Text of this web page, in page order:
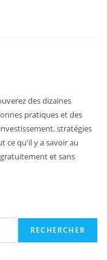
des dizaines
pratiques et des
stratégies
ce qu'il y a savoir au
et sans
RECHERCHER